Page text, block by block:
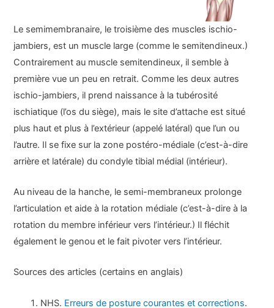
Le semimembranaire, le troisième des muscles ischio-
jambiers, est un muscle large (comme le semitendineux.)
Contrairement au muscle semitendineux, il semble à
première vue un peu en retrait. Comme les deux autres
ischio-jambiers, il prend naissance à la tubérosité
ischiatique (l’os du siège), mais le site d’attache est situé
plus haut et plus à l’extérieur (appelé latéral) que l’un ou
l’autre. Il se fixe sur la zone postéro-médiale (c’est-à-dire
arrière et latérale) du condyle tibial médial (intérieur).
Au niveau de la hanche, le semi-membraneux prolonge
l’articulation et aide à la rotation médiale (c’est-à-dire à la
rotation du membre inférieur vers l’intérieur.) Il fléchit
également le genou et le fait pivoter vers l’intérieur.
Sources des articles (certains en anglais)
NHS. Erreurs de posture courantes et corrections.